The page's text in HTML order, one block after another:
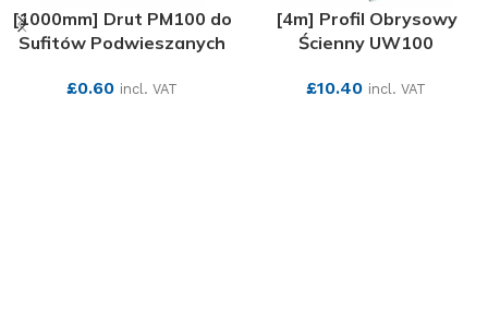
[1000mm] Drut PM100 do
Sufitów Podwieszanych
£0.60 incl. VAT
[4m] Profil Obrysowy
Ścienny UW100
£10.40 incl. VAT